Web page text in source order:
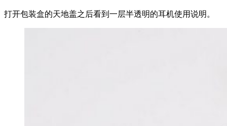
打开包装盒的天地盖之后看到一层半透明的耳机使用说明。